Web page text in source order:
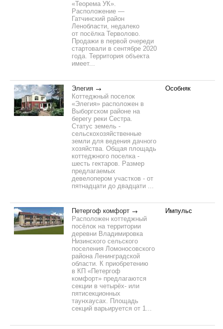
«Теорема УК».
Расположение —
Гатчинский район
Ленобласти, недалеко
от посёлка Терволово.
Продажи в первой очереди
стартовали в сентябре 2020
года. Территория объекта
имеет...
Элегия
Коттеджный поселок
«Элегия» расположен в
Выборгском районе на
берегу реки Сестра.
Статус земель -
сельскохозяйственные
земли для ведения дачного
хозяйства. Общая площадь
коттеджного поселка -
шесть гектаров. Размер
предлагаемых
девелопером участков - от
пятнадцати до двадцати ...
Особняк
Петергоф комфорт
Расположен коттеджный
посёлок на территории
деревни Владимировка
Низинского сельского
поселения Ломоносовского
района Ленинградской
области. К приобретению
в КП «Петергоф
комфорт» предлагаются
секции в четырёх- или
пятисекционных
таунхаусах. Площадь
секций варьируется от 1...
Импульс